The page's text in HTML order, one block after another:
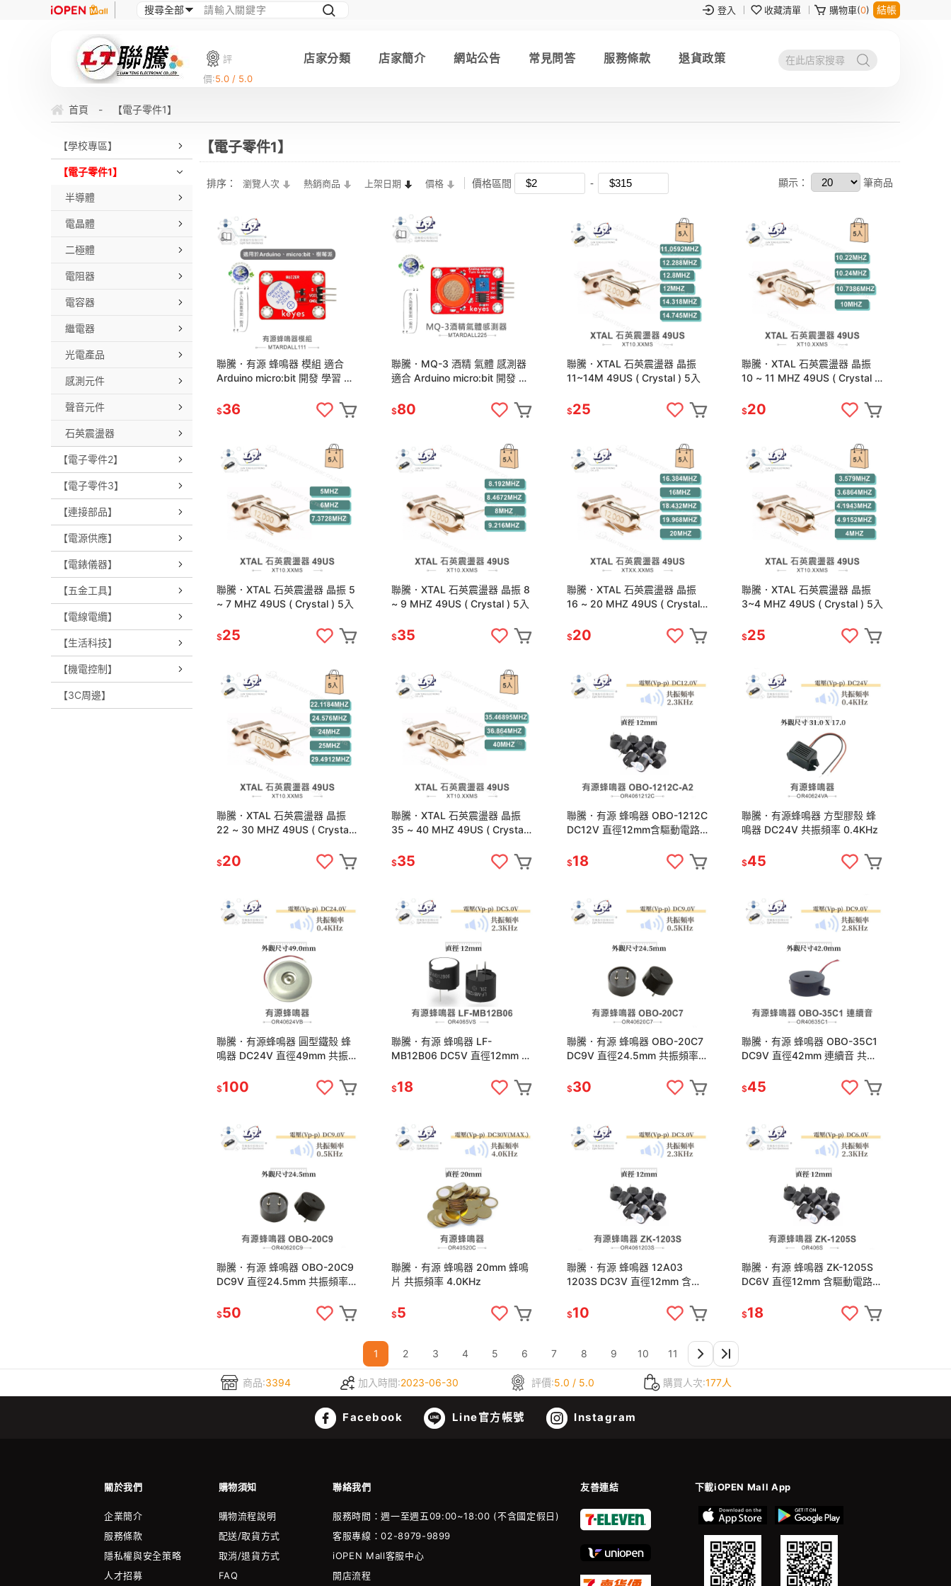
登入 收藏清單 購物車(0) 結帳
評
價:5.0 / 5.0
店家分類 店家簡介 網站公告 常見問答 服務條款 退貨政策
首頁 - 【電子零件1】
【學校專區】
【電子零件1】
半導體
電晶體
二極體
電阻器
電容器
繼電器
光電產品
感測元件
聲音元件
石英震盪器
【電子零件2】
【電子零件3】
【連接部品】
【電源供應】
【電錶儀器】
【五金工具】
【電線電纜】
【生活科技】
【機電控制】
【3C周邊】
【電子零件1】
排序： 瀏覽人次 熱銷商品 上架日期 價格 價格區間 顯示： 筆商品
聯騰．有源 蜂鳴器 模組 適合
Arduino micro:bit 開發 學習 互
$36
聯騰．MQ-3 酒精 氣體 感測器
適合 Arduino micro:bit 開發 學
$80
聯騰．XTAL 石英震盪器 晶振
11~14M 49US ( Crystal ) 5入
$25
聯騰．XTAL 石英震盪器 晶振
10 ~ 11 MHZ 49US ( Crystal )
$20
聯騰．XTAL 石英震盪器 晶振 5
~ 7 MHZ 49US ( Crystal ) 5入
$25
聯騰．XTAL 石英震盪器 晶振 8
~ 9 MHZ 49US ( Crystal ) 5入
$35
聯騰．XTAL 石英震盪器 晶振
16 ~ 20 MHZ 49US ( Crystal )
$20
聯騰．XTAL 石英震盪器 晶振
3~4 MHZ 49US ( Crystal ) 5入
$25
聯騰．XTAL 石英震盪器 晶振
22 ~ 30 MHZ 49US ( Crystal )
$20
聯騰．XTAL 石英震盪器 晶振
35 ~ 40 MHZ 49US ( Crystal )
$35
聯騰．有源 蜂鳴器 OBO-1212C
DC12V 直徑12mm含驅動電路
$18
聯騰．有源蜂鳴器 方型膠殼 蜂
鳴器 DC24V 共振頻率 0.4KHz
$45
聯騰．有源蜂鳴器 圓型鐵殼 蜂
鳴器 DC24V 直徑49mm 共振頻
$100
聯騰．有源 蜂鳴器 LF-
MB12B06 DC5V 直徑12mm 含
$18
聯騰．有源 蜂鳴器 OBO-20C7
DC9V 直徑24.5mm 共振頻率
$30
聯騰．有源 蜂鳴器 OBO-35C1
DC9V 直徑42mm 連續音 共振
$45
聯騰．有源 蜂鳴器 OBO-20C9
DC9V 直徑24.5mm 共振頻率
$50
聯騰．有源 蜂鳴器 20mm 蜂鳴
片 共振頻率 4.0KHz
$5
聯騰．有源 蜂鳴器 12A03
1203S DC3V 直徑12mm 含驅
$10
聯騰．有源 蜂鳴器 ZK-1205S
DC6V 直徑12mm 含驅動電路
$18
1 2 3 4 5 6 7 8 9 10 11
商品:3394 加入時間:2023-06-30 評價:5.0 / 5.0 購買人次:177人
Facebook Line官方帳號 Instagram
關於我們 購物須知 聯絡我們 友善連結 下載iOPEN Mall App
企業簡介
服務條款
隱私權與安全策略
人才招募
購物流程說明
配送/取貨方式
取消/退貨方式
FAQ
服務時間：週一至週五09:00~18:00 (不含國定假日)
客服專線：02-8979-9899
iOPEN Mall客服中心
開店流程